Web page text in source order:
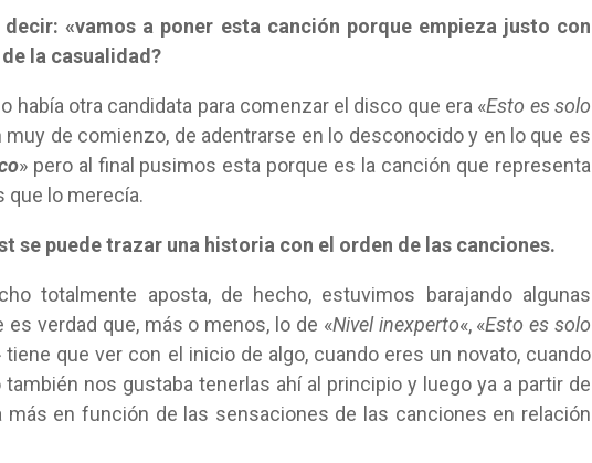
«vamos a poner esta canción porque empieza justo con
la casualidad?
había otra candidata para comenzar el disco que era «Esto es solo
muy de comienzo, de adentrarse en lo desconocido y en lo que es
» pero al final pusimos esta porque es la canción que representa
que lo merecía.
se puede trazar una historia con el orden de las canciones.
totalmente aposta, de hecho, estuvimos barajando algunas
verdad que, más o menos, lo de «Nivel inexperto«, «Esto es solo
tiene que ver con el inicio de algo, cuando eres un novato, cuando
nos gustaba tenerlas ahí al principio y luego ya a partir de
más en función de las sensaciones de las canciones en relación